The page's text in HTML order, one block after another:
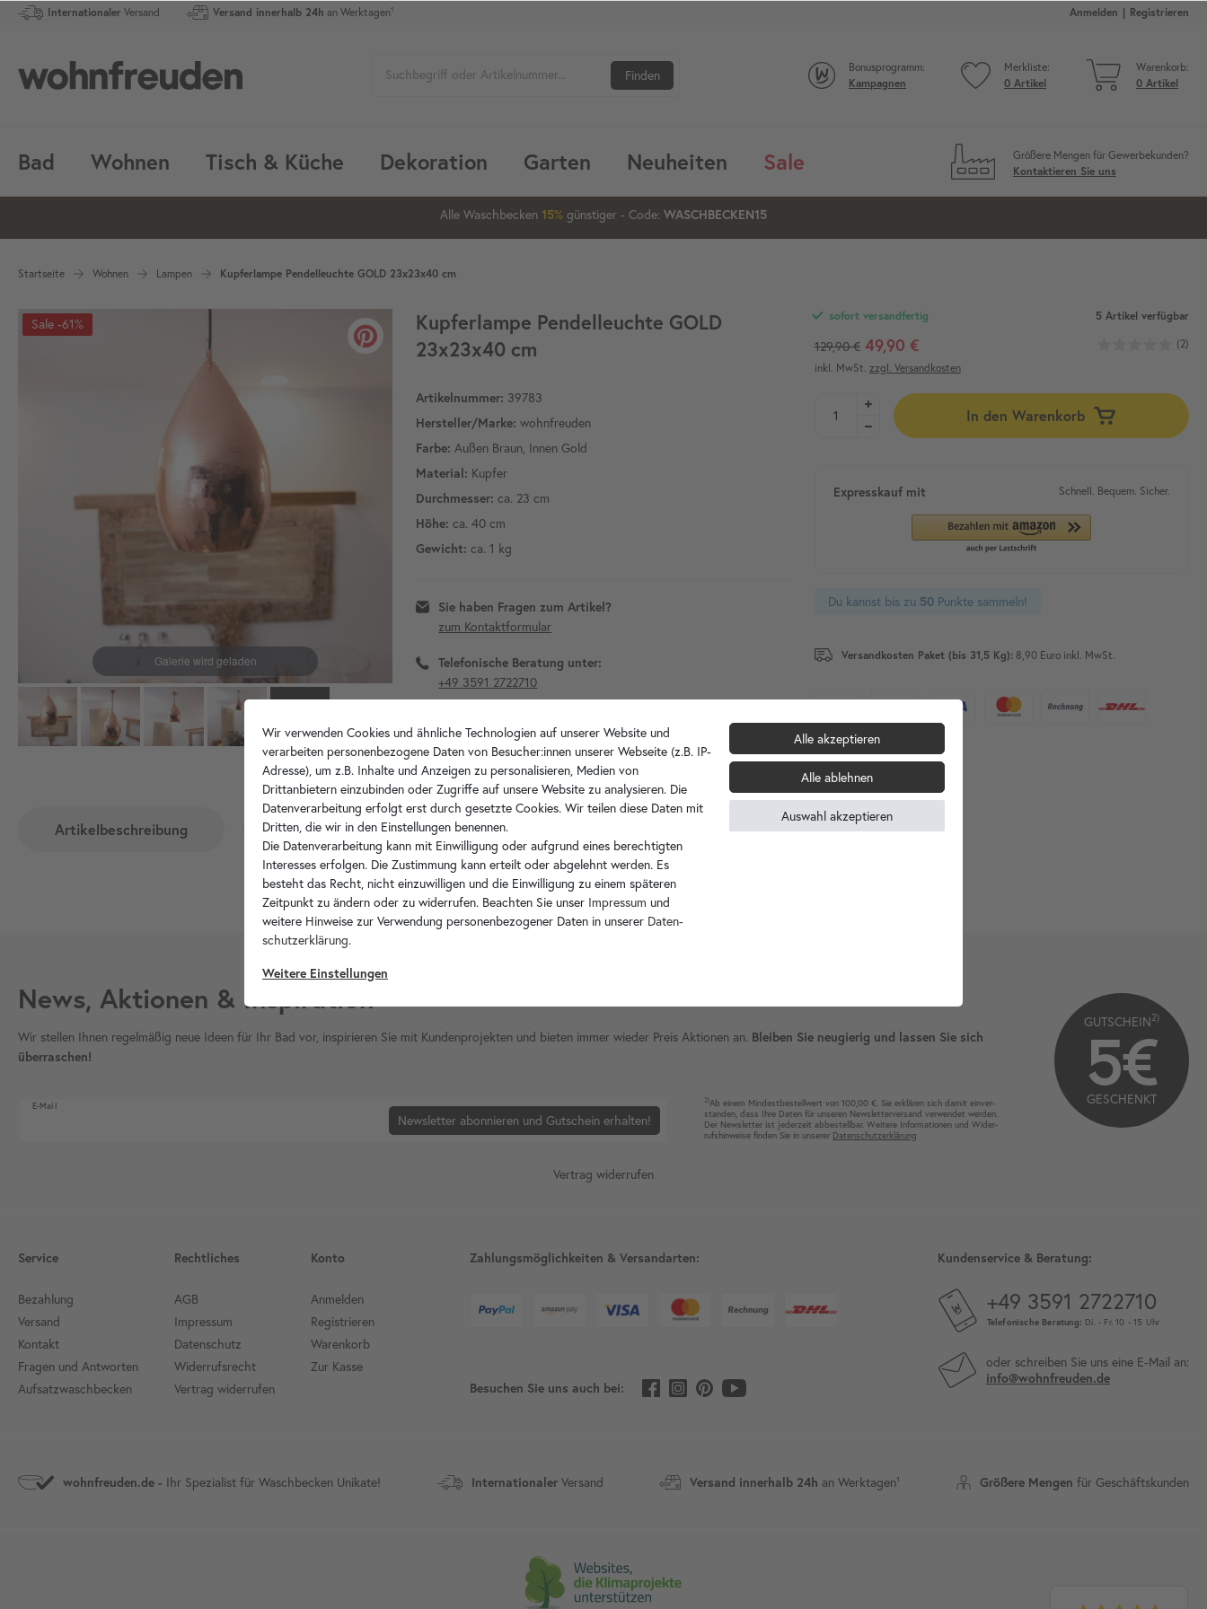
Internationaler Versand Versand innerhalb 24h an Werktagen¹ Anmelden Registrieren
Bonusprogramm:
Kampagnen
Merkliste:
0 Artikel
Warenkorb:
0 Artikel
Finden
Bad Wohnen Tisch & Küche Dekoration Garten Neuheiten Sale
Größere Mengen für Gewerbekunden?
Kontaktieren Sie uns
16 11 13
Alle Waschbecken 15% günstiger - Code: WASCHBECKEN15
20%
Startseite Wohnen Lampen Kupferlampe Pendelleuchte GOLD 23x23x40 cm
-61%
Kupferlampe Pendelleuchte GOLD
23x23x40 cm
Artikelnummer: 39783
Hersteller/Marke: wohnfreuden
Farbe: Außen Braun, Innen Gold
Material: Kupfer
Durchmesser: ca. 23 cm
Höhe: ca. 40 cm
Gewicht: ca. 1 kg
Sie haben Fragen zum Artikel?
zum Kontaktformular
Telefonische Beratung unter:
+49 3591 2722710
5 Artikel verfügbar
sofort versandfertig
129,90 € 49,90 €
(2)
inkl. MwSt. zzgl. Versandkosten
In den Warenkorb
Expresskauf mit Schnell. Bequem. Sicher.
Du kannst bis zu 50Punkte sammeln!
Versandkosten Paket (bis 31,5 Kg): 8,90 Euro inkl. MwSt.
Artikelbeschreibung Produktvideos Hersteller-Info
wohnfreuden.de - Ihr Spezialist für Waschbecken Unikate! InternationalerVersand Versand innerhalb 24h an Werktagen¹ Größere Mengen für Geschäftskunden
News, Aktionen & Inspiration
Wir stellen Ihnen regelmäßig neue Ideen für Ihr Bad vor, inspirieren Sie mit Kundenprojekten und bieten immer wieder Preis Aktionen an. Bleiben Sie neugierig und lassen Sie sich
überraschen!
E-Mail
Newsletter Honig
Newsletter abonnieren und Gutschein erhalten!
2)Ab einem Mindest­bestell­wert von 100,00 €. Sie erklären sich damit ein­ver­
standen, dass Ihre Da­ten für unseren News­letter­versand ver­wen­det werden.
Der News­letter ist jeder­zeit ab­bestel­lbar. Weitere Infor­mationen und Wider­
rufshin­weise finden Sie in unserer Daten­schutz­erklärung
GUTSCHEIN2)
5€
GESCHENKT
Vertrag widerrufen
Service
Bezahlung
Versand
Kontakt
Fragen und Antworten
Aufsatzwaschbecken
Rechtliches
AGB
Impressum
Datenschutz
Widerrufsrecht
Vertrag widerrufen
Konto
Anmelden
Registrieren
Warenkorb
Zur Kasse
Zahlungsmöglichkeiten & Versandarten:
Besuchen Sie uns auch bei:
Kundenservice & Beratung:
+49 3591 2722710
Telefonische Beratung: Di. - Fr. 10 - 15 Uhr
oder schreiben Sie uns eine E-Mail an:
info@wohnfreuden.de
Wir verwenden Cookies und ähnliche Technologien auf unserer Website und
verarbeiten personenbezogene Daten von Besucher:innen unserer Webseite (z.B. IP-
Adresse), um z.B. Inhalte und Anzeigen zu personalisieren, Medien von
Drittanbietern einzubinden oder Zugriffe auf unsere Website zu analysieren. Die
Datenverarbeitung erfolgt erst durch gesetzte Cookies. Wir teilen diese Daten mit
Dritten, die wir in den Einstellungen benennen.
Die Datenverarbeitung kann mit Einwilligung oder aufgrund eines berechtigten
Interesses erfolgen. Die Zustimmung kann erteilt oder abgelehnt werden. Es
besteht das Recht, nicht einzuwilligen und die Einwilligung zu einem späteren
Zeitpunkt zu ändern oder zu widerrufen. Beachten Sie unser Impressum und
weitere Hinweise zur Verwendung personenbezogener Daten in unserer Daten­
schutz­erklärung.
Weitere Einstellungen
Alle akzeptieren
Alle ablehnen
Auswahl akzeptieren